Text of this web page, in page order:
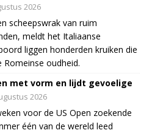
2026
scheepswrak van ruim
meldt het Italiaanse
liggen honderden kruiken die
oudheid.
met vorm en lijdt gevoelige
2026
voor de US Open zoekende
één van de wereld leed